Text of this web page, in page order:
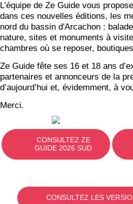
L’équipe de Ze Guide vous
dans ces nouvelles éditions, les
nord du bassin d'Arcachon :
nature, sites et monuments à
chambres où se reposer,
Ze Guide fête ses 16 et 18 ans
partenaires et annonceurs de la
d’aujourd’hui et, évidemment, à
Merci.
CONSULTEZ ZE
GUIDE 2026 SUD
CONSULTEZ LES